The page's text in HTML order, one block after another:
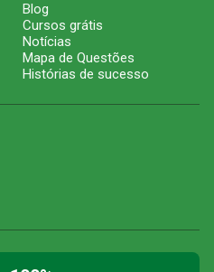
Blog
Cursos grátis
Notícias
Mapa de Questões
Histórias de sucesso